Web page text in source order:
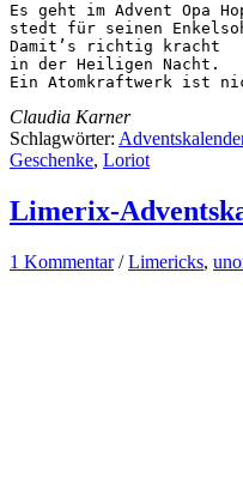
Es geht im Advent Opa
stedt für seinen
Damit’s richtig kracht
in der Heiligen Nacht.
Ein Atomkraftwerk ist
Claudia Karner
Schlagwörter:
Geschenke, Loriot
Limerix-
1 Kommentar /Limericks,